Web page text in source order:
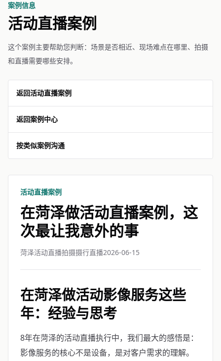
案例信息
活动直播案例
这个案例主要帮助您判断：场景是否相近、现场难点在哪里、拍摄
和直播需要哪些安排。
返回活动直播案例
返回案例中心
按类似案例沟通
活动直播案例
在菏泽做活动直播案例，这
次最让我意外的事
菏泽活动直播拍摄摄行直播2026-06-15
在菏泽做活动影像服务这些
年：经验与思考
8年在菏泽的活动直播执行中，我们最大的感悟是：
影像服务的核心不是设备，是对客户需求的理解。